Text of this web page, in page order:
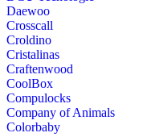
Daewoo
Crosscall
Croldino
Cristalinas
Craftenwood
CoolBox
Compulocks
Company of Animals
Colorbaby